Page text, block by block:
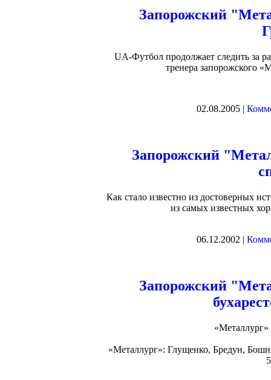
Запорожский
UA-Футбол продолжает следить за
тренера запорожского
02.08.2005 |
Запорожский
Как стало известно из достоверных
из самых известных
06.12.2002 |
Запорожский
«Металлург»
«Металлург»: Глущенко, Бредун,